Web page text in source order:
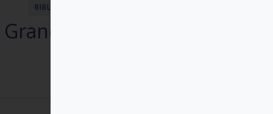
BIBLIA DE NUESTRO PUEBLO - ESPAÑA
Tapa Dura